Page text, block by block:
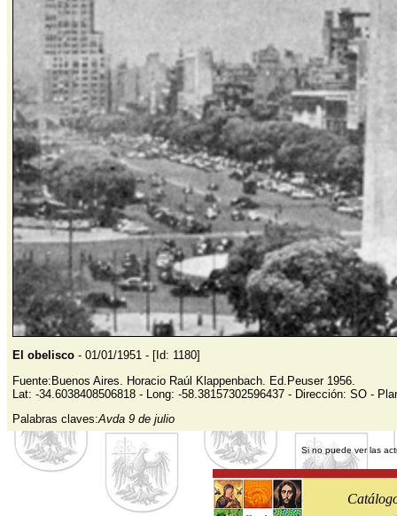
El obelisco - 01/01/1951 - [Id: 1180]
Fuente:Buenos Aires. Horacio Raúl Klappenbach. Ed.Peuser 1956.
Lat: -34.6038408506818 - Long: -58.38157302596437 - Dirección: SO -
Palabras claves:Avda 9 de julio
Si no puede ver las